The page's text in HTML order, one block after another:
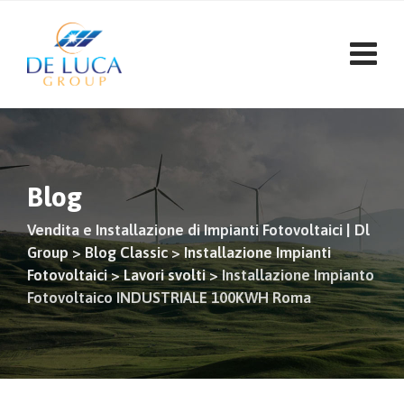
contenuto
Blog
Vendita e Installazione di Impianti Fotovoltaici | Dl
Group > Blog Classic> Installazione Impianti
Fotovoltaici>Lavori svolti>Installazione Impianto
Fotovoltaico INDUSTRIALE 100KWH Roma